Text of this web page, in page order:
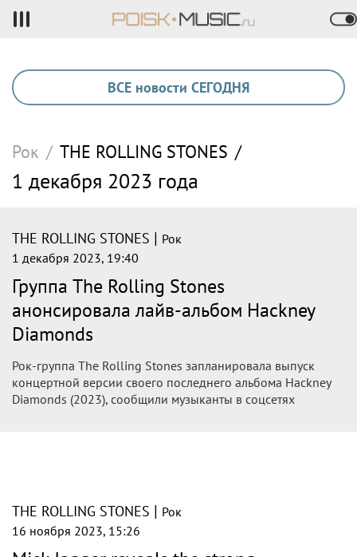
ВСЕ новости СЕГОДНЯ
Рок / THE ROLLING STONES /
1 декабря 2023 года
THE ROLLING STONES | Рок
1 декабря 2023, 19:40
Группа The Rolling Stones
анонсировала лайв-альбом Hackney
Diamonds
Рок-группа The Rolling Stones запланировала выпуск
концертной версии своего последнего альбома Hackney
Diamonds (2023), сообщили музыканты в соцсетях